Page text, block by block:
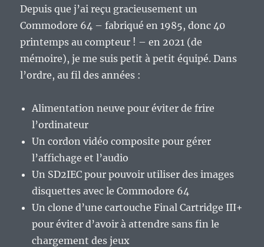
Depuis que j’ai reçu gracieusement un
Commodore 64 – fabriqué en 1985, donc 40
printemps au compteur ! – en 2021 (de
mémoire), je me suis petit à petit équipé. Dans
l’ordre, au fil des années :
Alimentation neuve pour éviter de frire
l’ordinateur
Un cordon vidéo composite pour gérer
l’affichage et l’audio
Un SD2IEC pour pouvoir utiliser des images
disquettes avec le Commodore 64
Un clone d’une cartouche Final Cartridge III+
pour éviter d’avoir à attendre sans fin le
chargement des jeux